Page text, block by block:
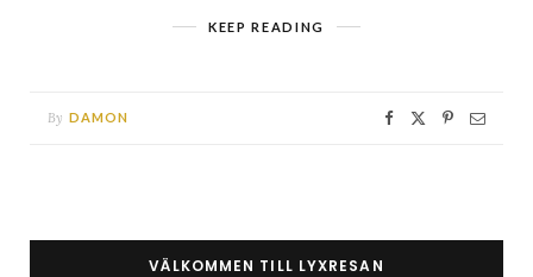
KEEP READING
By DAMON
VÄLKOMMEN TILL LYXRESAN